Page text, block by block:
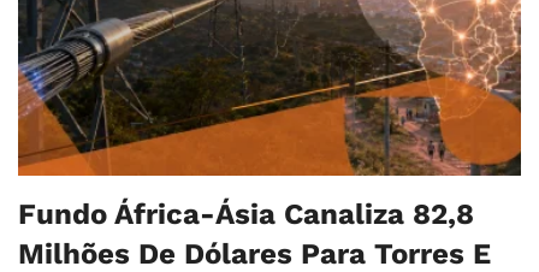
Fundo África-Ásia Canaliza 82,8
Milhões De Dólares Para Torres E